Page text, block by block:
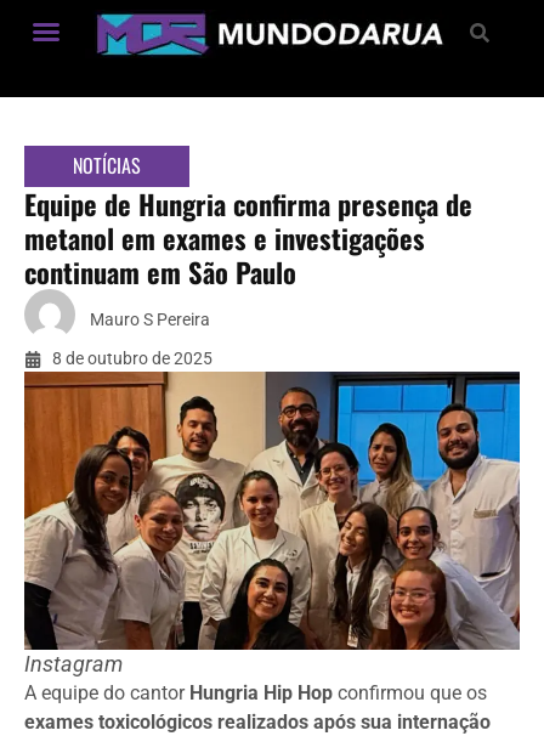
NOTÍCIAS
Equipe de Hungria confirma presença de
metanol em exames e investigações
continuam em São Paulo
Mauro S Pereira
8 de outubro de 2025
Instagram
A equipe do cantor Hungria Hip Hop confirmou que os
exames toxicológicos realizados após sua internação